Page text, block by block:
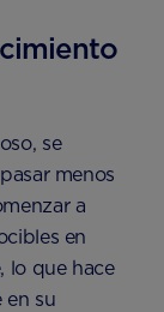
se
menos
a
en
lo que hace
en su